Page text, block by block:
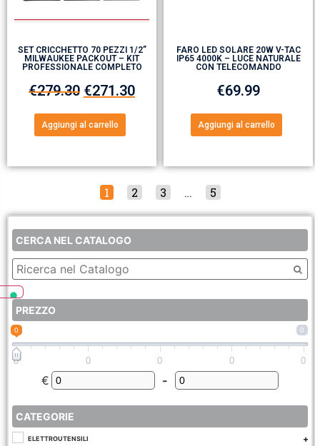
CERCA NEL CATALOGO
PREZZO
0
0
0 0 0 0 0
€ Minimum Price
-
Maximum Price
CATEGORIE
ELETTROUTENSILI
SET CRICCHETTO 70 PEZZI 1/2”
MILWAUKEE PACKOUT – KIT
PROFESSIONALE COMPLETO
€279.30 €271.30
Aggiungi al carrello
FARO LED SOLARE 20W V-TAC
IP65 4000K – LUCE NATURALE
CON TELECOMANDO
€69.99
Aggiungi al carrello
1 2 3 … 5